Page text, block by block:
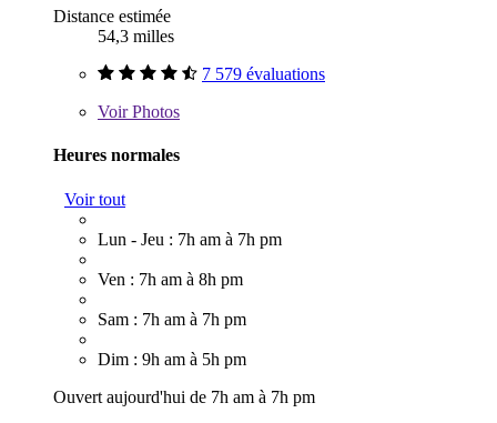
Distance estimée
54,3 milles
7 579 évaluations
VoirPhotos
Heures normales
Voir tout
Lun - Jeu : 7h am à 7h pm
Ven : 7h am à 8h pm
Sam : 7h am à 7h pm
Dim : 9h am à 5h pm
Ouvert aujourd'hui de 7h am à 7h pm